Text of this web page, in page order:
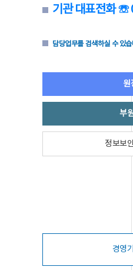
기관 대표전화
담당업무를 검색하실 수 있
원
부
정보보
경영